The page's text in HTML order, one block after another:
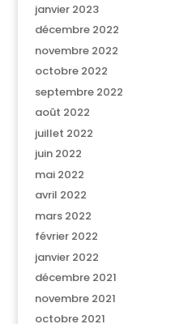
janvier 2023
décembre 2022
novembre 2022
octobre 2022
septembre 2022
août 2022
juillet 2022
juin 2022
mai 2022
avril 2022
mars 2022
février 2022
janvier 2022
décembre 2021
novembre 2021
octobre 2021